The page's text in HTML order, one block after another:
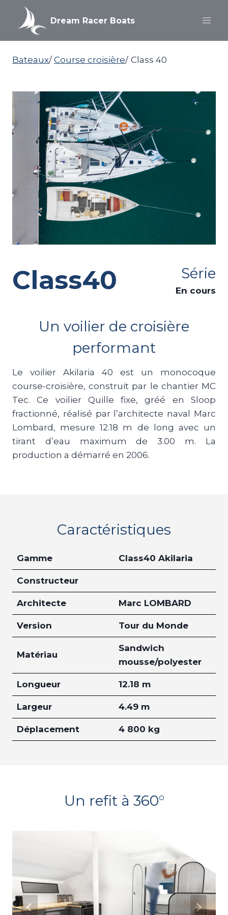
contenu
Dream Racer Boats
Bateaux/ Course croisière/ Class 40
Class40 Série
En cours
Un voilier de croisière
performant
Le voilier Akilaria 40 est un monocoque
course-croisière, construit par le chantier MC
Tec. Ce voilier Quille fixe, gréé en Sloop
fractionné, réalisé par l’architecte naval Marc
Lombard, mesure 12.18 m de long avec un
tirant d’eau maximum de 3.00 m. La
production a démarré en 2006.
Caractéristiques
Gamme Class40 Akilaria
Constructeur
Architecte Marc LOMBARD
Version Tour du Monde
Matériau
Sandwich
mousse/polyester
Longueur 12.18 m
Largeur 4.49 m
Déplacement 4 800 kg
Un refit à 360°